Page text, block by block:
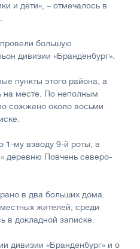
и дети», – отмечалось в
большую
дивизии «Бранденбург».
пункты этого района, а
на месте. По неполным
сожжено около восьми
1-му взводу 9-й роты, в
деревню Повчень северо-
в два больших дома.
жителей, среди
докладной записке.
дивизии «Бранденбург» и о